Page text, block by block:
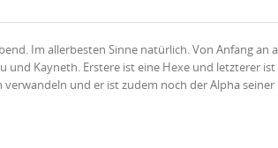
Im allerbesten Sinne natürlich. Von Anfang an
und Kayneth. Erstere ist eine Hexe und letzterer ist
verwandeln und er ist zudem noch der Alpha seiner